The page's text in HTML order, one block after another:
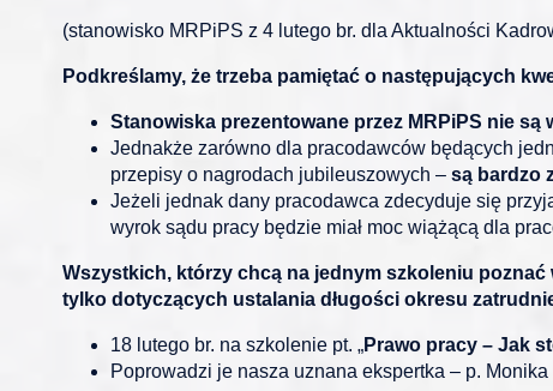
(stanowisko MRPiPS z 4 lutego br. dla Aktualności
Podkreślamy, że trzeba pamiętać o następujących
Stanowiska prezentowane przez MRPiPS nie są
Jednakże zarówno dla pracodawców będących
przepisy o nagrodach jubileuszowych – są bardzo
Jeżeli jednak dany pracodawca zdecyduje się
wyrok sądu pracy będzie miał moc wiążącą dla
Wszystkich, którzy chcą na jednym szkoleniu
tylko dotyczących ustalania długości okresu
18 lutego br. na szkolenie pt. „Prawo pracy – Jak
Poprowadzi je nasza uznana ekspertka – p. Monika